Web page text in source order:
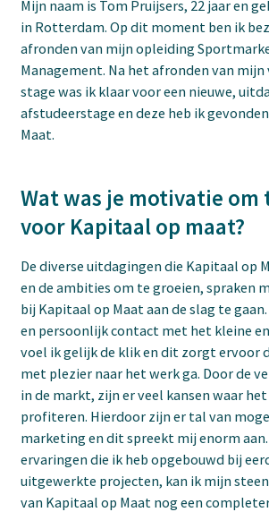
Mijn naam is Tom Pruijsers, 22 jaar en
in Rotterdam. Op dit moment ben ik
afronden van mijn opleiding
Management. Na het afronden van
stage was ik klaar voor een nieuwe,
afstudeerstage en deze heb ik
Maat.
Wat was je motivatie om
voor Kapitaal op maat?
De diverse uitdagingen die Kapitaal op
en de ambities om te groeien, spraken
bij Kapitaal op Maat aan de slag te
en persoonlijk contact met het kleine
voel ik gelijk de klik en dit zorgt ervoor
met plezier naar het werk ga. Door de
in de markt, zijn er veel kansen waar
profiteren. Hierdoor zijn er tal van
marketing en dit spreekt mij enorm aan.
ervaringen die ik heb opgebouwd bij
uitgewerkte projecten, kan ik mijn
van Kapitaal op Maat nog een